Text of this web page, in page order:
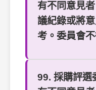
有不同意見
議紀錄或將
考。委員會
99. 採購評選